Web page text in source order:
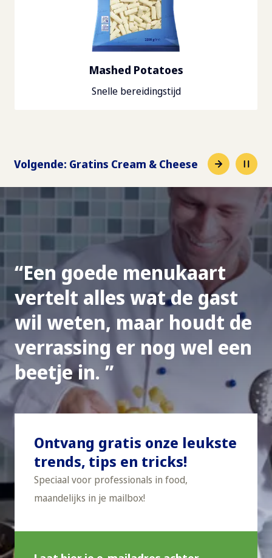
Volgende: Gratins Cream & Cheese
Mashed Potatoes
Snelle bereidingstijd
Een goede menukaart
vertelt alles wat de gast
wil weten, maar houdt de
verrassing er nog wel een
beetje in.
Ontvang gratis onze leukste
trends, tips en tricks!
Speciaal voor professionals in food,
maandelijks in je mailbox!